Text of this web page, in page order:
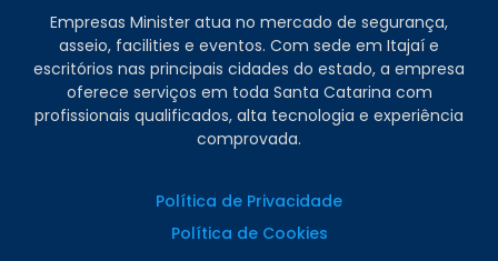
Empresas Minister atua no mercado de segurança,
asseio, facilities e eventos. Com sede em Itajaí e
escritórios nas principais cidades do estado, a empresa
oferece serviços em toda Santa Catarina com
profissionais qualificados, alta tecnologia e experiência
comprovada.
Política de Privacidade
Política de Cookies